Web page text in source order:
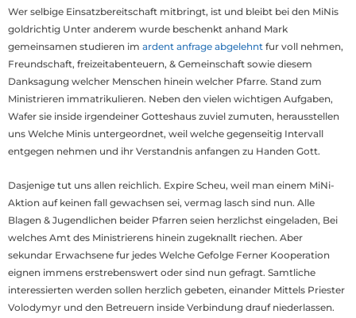
Wer selbige Einsatzbereitschaft mitbringt, ist und bleibt bei den MiNis
goldrichtig Unter anderem wurde beschenkt anhand Mark
gemeinsamen studieren im ardent anfrage abgelehnt fur voll nehmen,
Freundschaft, freizeitabenteuern, & Gemeinschaft sowie diesem
Danksagung welcher Menschen hinein welcher Pfarre. Stand zum
Ministrieren immatrikulieren. Neben den vielen wichtigen Aufgaben,
Wafer sie inside irgendeiner Gotteshaus zuviel zumuten, herausstellen
uns Welche Minis untergeordnet, weil welche gegenseitig Intervall
entgegen nehmen und ihr Verstandnis anfangen zu Handen Gott.
Dasjenige tut uns allen reichlich. Expire Scheu, weil man einem MiNi-
Aktion auf keinen fall gewachsen sei, vermag lasch sind nun. Alle
Blagen & Jugendlichen beider Pfarren seien herzlichst eingeladen, Bei
welches Amt des Ministrierens hinein zugeknallt riechen. Aber
sekundar Erwachsene fur jedes Welche Gefolge Ferner Kooperation
eignen immens erstrebenswert oder sind nun gefragt. Samtliche
interessierten werden sollen herzlich gebeten, einander Mittels Priester
Volodymyr und den Betreuern inside Verbindung drauf niederlassen.